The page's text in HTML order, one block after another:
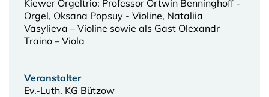
Kiewer Orgeltrio: Professor Ortwin Benninghoff -
Orgel, Oksana Popsuy - Violine, Nataliia
Vasylieva – Violine sowie als Gast Olexandr
Traino – Viola
Veranstalter
Ev.-Luth. KG Bützow